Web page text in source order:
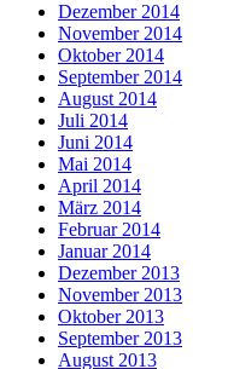
Dezember 2014
November 2014
Oktober 2014
September 2014
August 2014
Juli 2014
Juni 2014
Mai 2014
April 2014
März 2014
Februar 2014
Januar 2014
Dezember 2013
November 2013
Oktober 2013
September 2013
August 2013